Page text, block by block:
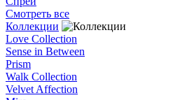
Смотреть все
Коллекции
Love Collection
Sense in Between
Prism
Walk Collection
Velvet Affection